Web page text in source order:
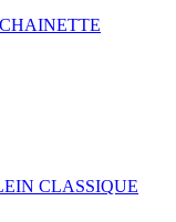
CLASSIQUE